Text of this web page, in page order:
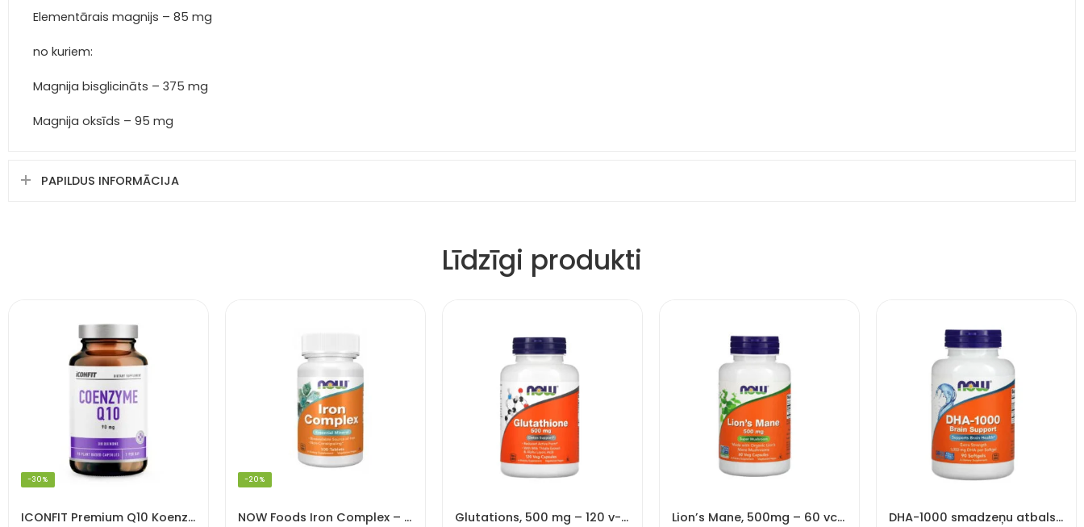
Elementārais magnijs – 85 mg
no kuriem:
Magnija bisglicināts – 375 mg
Magnija oksīds – 95 mg
PAPILDUS INFORMĀCIJA
Līdzīgi produkti
ICONFIT Premium Q10 Koenzīms (90 Kapsulas)
-30%
NOW Foods Iron Complex – 100 tabletes
-20%
Glutations, 500 mg – 120 v-kapsulas Lion’s Mane, 500mg – 60 vcaps DHA-1000 smadzeņu atbalstam – 90 mīkstās kapsulas